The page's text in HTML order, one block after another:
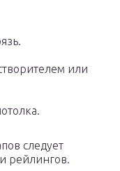
или
следует
рейлингов.